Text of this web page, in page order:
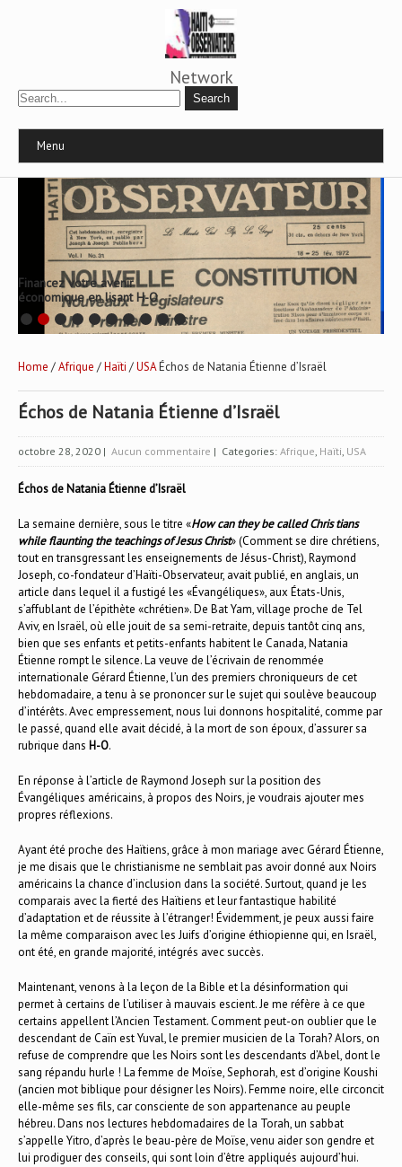
Network
Menu
Financez votre avenir
économique en lisant H-O
Home /Afrique /Haïti /USAÉchos de Natania Étienne d’Israël
Échos de Natania Étienne d’Israël
octobre 28, 2020 | Aucun commentaire | Categories: Afrique, Haïti, USA
Échos de Natania Étienne d’Israël
La semaine dernière, sous le titre «How can they be called Chris tians
while flaunting the teachings of Jesus Christ» (Comment se dire chrétiens,
tout en transgressant les enseignements de Jésus-Christ), Raymond
Joseph, co-fondateur d’Haïti-Observateur, avait publié, en anglais, un
article dans lequel il a fustigé les «Évangéliques», aux États-Unis,
s’affublant de l’épithète «chrétien». De Bat Yam, village proche de Tel
Aviv, en Israël, où elle jouit de sa semi-retraite, depuis tantôt cinq ans,
bien que ses enfants et petits-enfants habitent le Canada, Natania
Étienne rompt le silence. La veuve de l’écrivain de renommée
internationale Gérard Étienne, l’un des premiers chroniqueurs de cet
hebdomadaire, a tenu à se prononcer sur le sujet qui soulève beaucoup
d’intérêts. Avec empressement, nous lui donnons hospitalité, comme par
le passé, quand elle avait décidé, à la mort de son époux, d’assurer sa
rubrique dans H-O.
En réponse à l’article de Raymond Joseph sur la position des
Évangéliques américains, à propos des Noirs, je voudrais ajouter mes
propres réflexions.
Ayant été proche des Haïtiens, grâce à mon mariage avec Gérard Étienne,
je me disais que le christianisme ne semblait pas avoir donné aux Noirs
américains la chance d’inclusion dans la société. Surtout, quand je les
comparais avec la fierté des Haïtiens et leur fantastique habilité
d’adaptation et de réussite à l’étranger! Évidemment, je peux aussi faire
la même comparaison avec les Juifs d’origine éthiopienne qui, en Israël,
ont été, en grande majorité, intégrés avec succès.
Maintenant, venons à la leçon de la Bible et la désinformation qui
permet à certains de l’utiliser à mauvais escient. Je me réfère à ce que
certains appellent l’Ancien Testament. Comment peut-on oublier que le
descendant de Caïn est Yuval, le premier musicien de la Torah? Alors, on
refuse de comprendre que les Noirs sont les descendants d’Abel, dont le
sang répandu hurle ! La femme de Moïse, Sephorah, est d’origine Koushi
(ancien mot biblique pour désigner les Noirs). Femme noire, elle circoncit
elle-même ses fils, car consciente de son appartenance au peuple
hébreu. Dans nos lectures hebdomadaires de la Torah, un sabbat
s’appelle Yitro, d’après le beau-père de Moïse, venu aider son gendre et
lui prodiguer des conseils, qui sont loin d’être appliqués aujourd’hui.